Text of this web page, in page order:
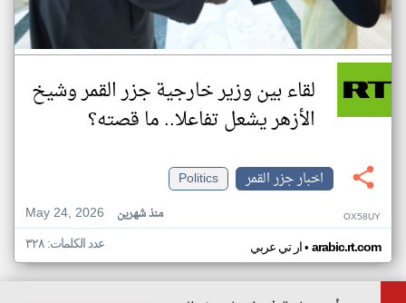
لقاء بين وزير خارجية جزر القمر وشيخ
الأزهر يشعل تفاعلا.. ما قصته؟
اخبار جزر القمر
Politics
May 24, 2026
منذ شهرين OX58UY
ار تي عربي• arabic.rt.com عدد الكلمات: ٣٢٨